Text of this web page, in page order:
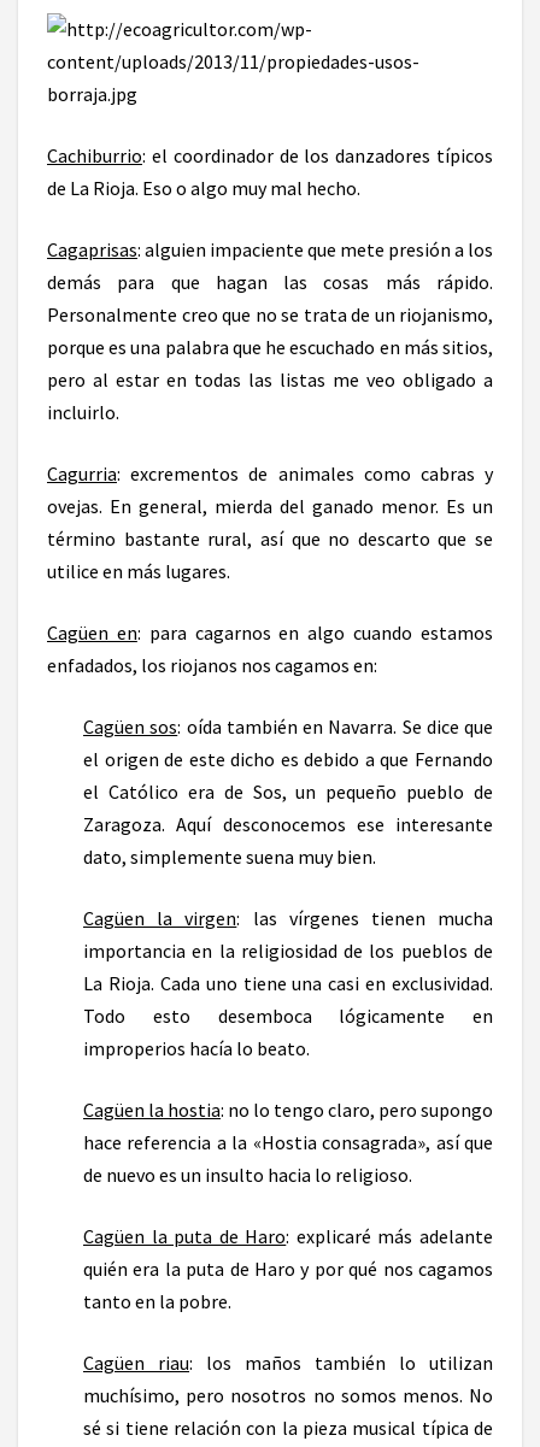
Cachiburrio: el coordinador de los danzadores típicos
de La Rioja. Eso o algo muy mal hecho.
Cagaprisas: alguien impaciente que mete presión a los
demás para que hagan las cosas más rápido.
Personalmente creo que no se trata de un riojanismo,
porque es una palabra que he escuchado en más sitios,
pero al estar en todas las listas me veo obligado a
incluirlo.
Cagurria: excrementos de animales como cabras y
ovejas. En general, mierda del ganado menor. Es un
término bastante rural, así que no descarto que se
utilice en más lugares.
Cagüen en: para cagarnos en algo cuando estamos
enfadados, los riojanos nos cagamos en:
Cagüen sos: oída también en Navarra. Se dice que
el origen de este dicho es debido a que Fernando
el Católico era de Sos, un pequeño pueblo de
Zaragoza. Aquí desconocemos ese interesante
dato, simplemente suena muy bien.
Cagüen la virgen: las vírgenes tienen mucha
importancia en la religiosidad de los pueblos de
La Rioja. Cada uno tiene una casi en exclusividad.
Todo esto desemboca lógicamente en
improperios hacía lo beato.
Cagüen la hostia: no lo tengo claro, pero supongo
hace referencia a la «Hostia consagrada», así que
de nuevo es un insulto hacia lo religioso.
Cagüen la puta de Haro: explicaré más adelante
quién era la puta de Haro y por qué nos cagamos
tanto en la pobre.
Cagüen riau: los maños también lo utilizan
muchísimo, pero nosotros no somos menos. No
sé si tiene relación con la pieza musical típica de